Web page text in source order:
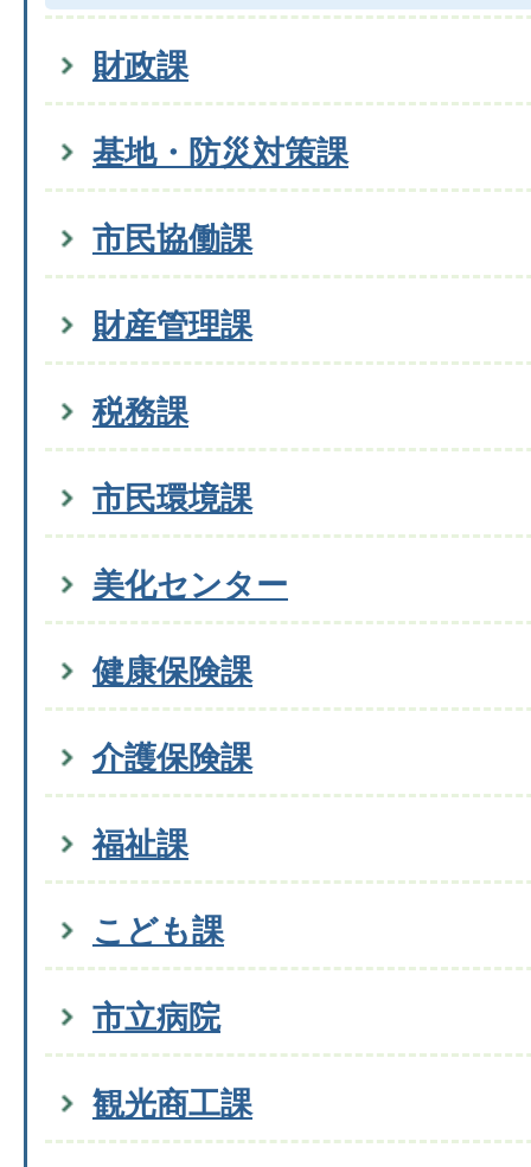
財政課
基地・防災対策課
市民協働課
財産管理課
税務課
市民環境課
美化センター
健康保険課
介護保険課
福祉課
こども課
市立病院
観光商工課